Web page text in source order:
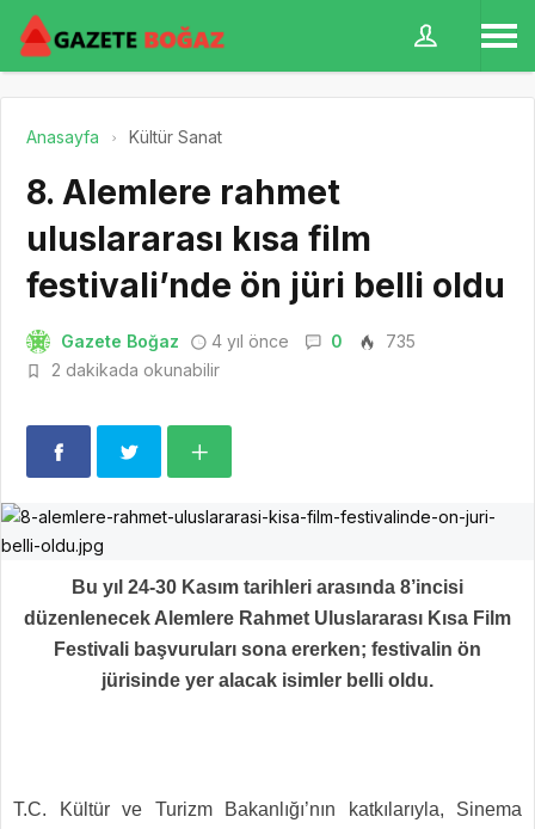
Anasayfa Kültür Sanat
8. Alemlere rahmet
uluslararası kısa film
festivali’nde ön jüri belli oldu
Gazete Boğaz 4 yıl önce 0
735
2 dakikada okunabilir
Bu yıl 24-30 Kasım tarihleri arasında 8’incisi
düzenlenecek Alemlere Rahmet Uluslararası Kısa Film
Festivali başvuruları sona ererken; festivalin ön
jürisinde yer alacak isimler belli oldu.
T.C. Kültür ve Turizm Bakanlığı’nın katkılarıyla, Sinema